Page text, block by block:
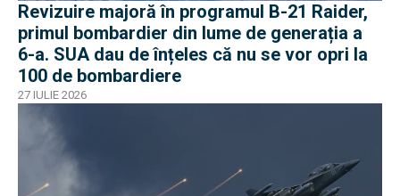
Revizuire majoră în programul B-21 Raider,
primul bombardier din lume de generația a
6-a. SUA dau de înțeles că nu se vor opri la
100 de bombardiere
27 IULIE 2026